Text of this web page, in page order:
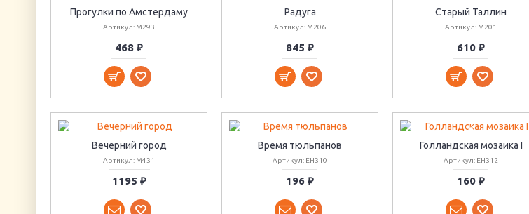
Прогулки по Амстердаму
Артикул: M293
468 ₽
Радуга
Артикул: M206
845 ₽
Старый Таллин
Артикул: M201
610 ₽
Вечерний город
Артикул: M431
1195 ₽
Время тюльпанов
Артикул: EH310
196 ₽
Голландская мозаика I
Артикул: EH312
160 ₽